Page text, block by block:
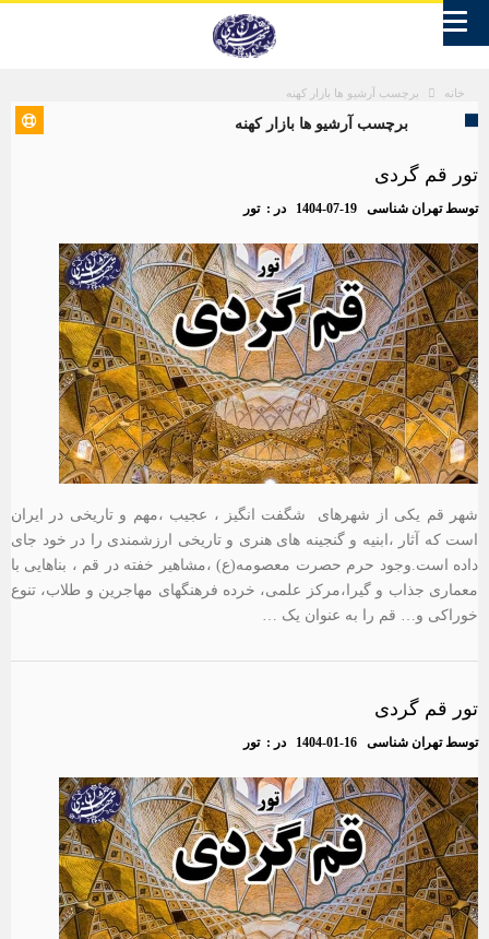
خانه برچسب آرشیو ها بازار کهنه
برچسب آرشیو ها بازار کهنه
تور قم گردی
توسطتهران شناسی 1404-07-19 در :تور
شهر قم یکی از شهرهای شگفت انگیز ، عجیب ،مهم و تاریخی در ایران
است که آثار ،ابنیه و گنجینه های هنری و تاریخی ارزشمندی را در خود جای
داده است.وجود حرم حصرت معصومه(ع) ،مشاهیر خفته در قم ، بناهایی با
معماری جذاب و گیرا،مرکز علمی، خرده فرهنگهای مهاجرین و طلاب، تنوع
خوراکی و… قم را به عنوان یک …
تور قم گردی
توسطتهران شناسی 1404-01-16 در :تور